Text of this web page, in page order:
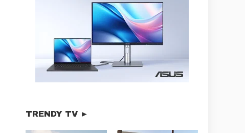
TRENDY TV ►